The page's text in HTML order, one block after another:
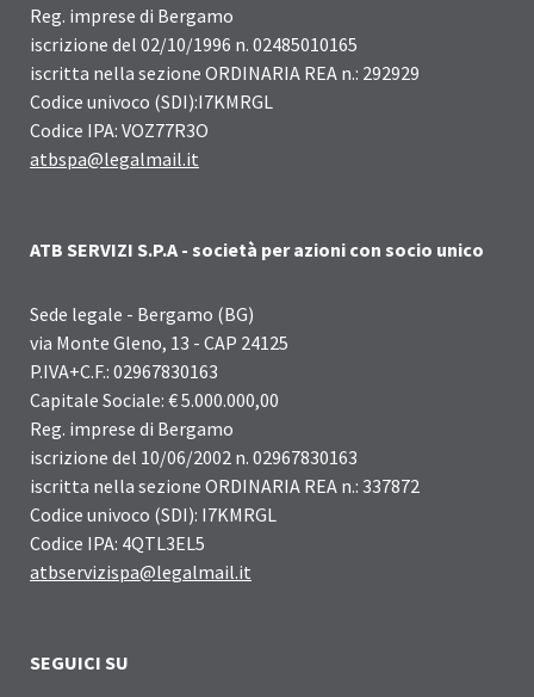
Reg. imprese di Bergamo
iscrizione del 02/10/1996 n. 02485010165
iscritta nella sezione ORDINARIA REA n.: 292929
Codice univoco (SDI):I7KMRGL
Codice IPA: VOZ77R3O
atbspa@legalmail.it
ATB SERVIZI S.P.A - società per azioni con socio unico
Sede legale - Bergamo (BG)
via Monte Gleno, 13 - CAP 24125
P.IVA+C.F.: 02967830163
Capitale Sociale: € 5.000.000,00
Reg. imprese di Bergamo
iscrizione del 10/06/2002 n. 02967830163
iscritta nella sezione ORDINARIA REA n.: 337872
Codice univoco (SDI): I7KMRGL
Codice IPA: 4QTL3EL5
atbservizispa@legalmail.it
SEGUICI SU